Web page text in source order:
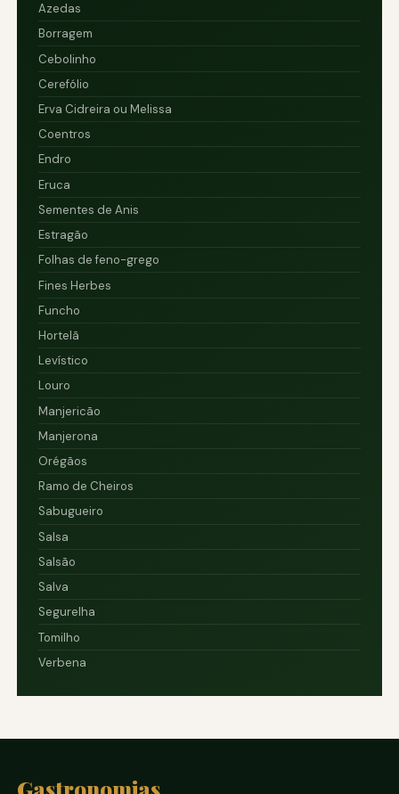
Azedas
Borragem
Cebolinho
Cerefólio
Erva Cidreira ou Melissa
Coentros
Endro
Eruca
Sementes de Anis
Estragão
Folhas de feno-grego
Fines Herbes
Funcho
Hortelã
Levístico
Louro
Manjericão
Manjerona
Orégãos
Ramo de Cheiros
Sabugueiro
Salsa
Salsão
Salva
Segurelha
Tomilho
Verbena